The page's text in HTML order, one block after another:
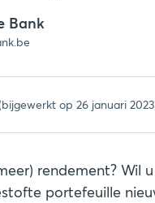
Bank
op 26 januari
rendement? Wil
portefeuille